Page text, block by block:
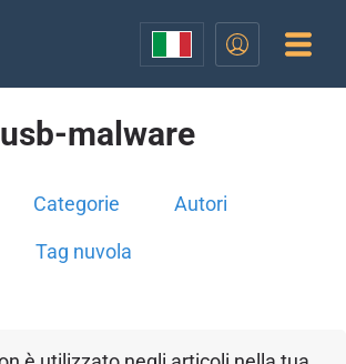
usb-malware
Categorie Autori
Tag nuvola